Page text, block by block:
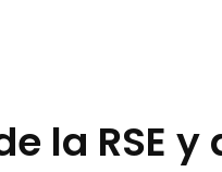
la RSE